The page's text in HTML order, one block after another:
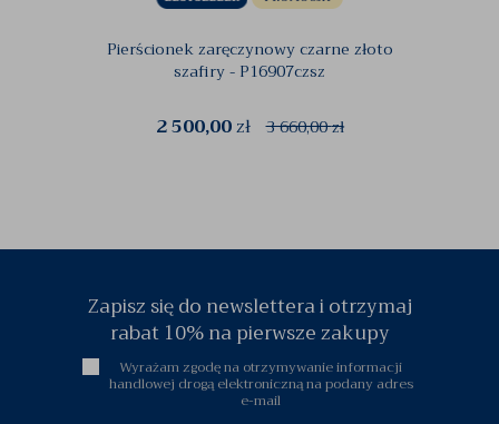
Pierścionek zaręczynowy czarne złoto
szafiry - P16907czsz
2 500,00zł 3 660,00zł
Zapisz się do newslettera i otrzymaj
rabat 10% na pierwsze zakupy
Wyrażam zgodę na otrzymywanie informacji
handlowej drogą elektroniczną na podany adres
e-mail